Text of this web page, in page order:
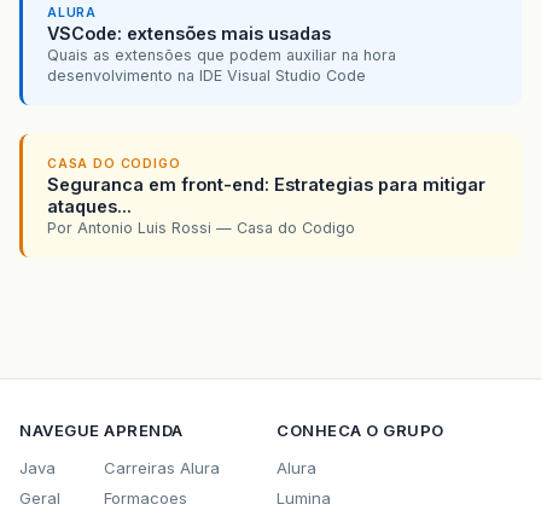
ALURA
VSCode: extensões mais usadas
Quais as extensões que podem auxiliar na hora
desenvolvimento na IDE Visual Studio Code
CASA DO CODIGO
Seguranca em front-end: Estrategias para mitigar
ataques...
Por Antonio Luis Rossi — Casa do Codigo
NAVEGUE
Java
Geral
APRENDA
Carreiras Alura
Formacoes
CONHECA O GRUPO
Alura
Lumina